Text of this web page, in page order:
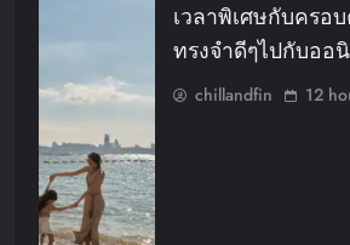
เวลาพิเศษกับครอ
ทรงจำดีๆไปกับอ
chillandfin 12